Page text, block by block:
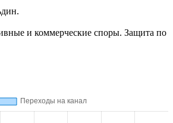
и коммерческие споры. Защита по